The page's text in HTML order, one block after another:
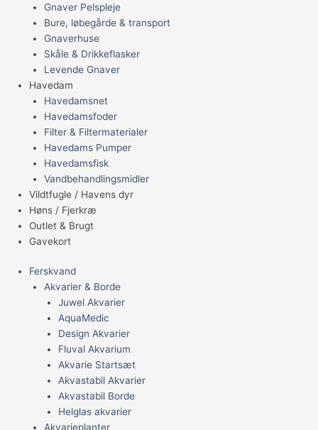
Gnaver Pelspleje
Bure, løbegårde & transport
Gnaverhuse
Skåle & Drikkeflasker
Levende Gnaver
Havedam
Havedamsnet
Havedamsfoder
Filter & Filtermaterialer
Havedams Pumper
Havedamsfisk
Vandbehandlingsmidler
Vildtfugle / Havens dyr
Høns / Fjerkræ
Outlet & Brugt
Gavekort
Ferskvand
Akvarier & Borde
Juwel Akvarier
AquaMedic
Design Akvarier
Fluval Akvarium
Akvarie Startsæt
Akvastabil Akvarier
Akvastabil Borde
Helglas akvarier
Akvarieplanter